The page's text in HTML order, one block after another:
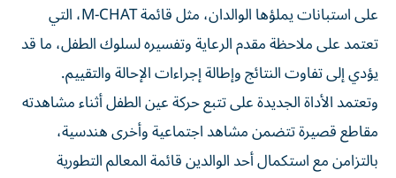
على استبانات يملؤها الوالدان، مثل قائمة M-CHAT، التي
تعتمد على ملاحظة مقدم الرعاية وتفسيره لسلوك الطفل، ما قد
يؤدي إلى تفاوت النتائج وإطالة إجراءات الإحالة والتقييم.
وتعتمد الأداة الجديدة على تتبع حركة عين الطفل أثناء مشاهدته
مقاطع قصيرة تتضمن مشاهد اجتماعية وأخرى هندسية،
بالتزامن مع استكمال أحد الوالدين قائمة المعالم التطورية